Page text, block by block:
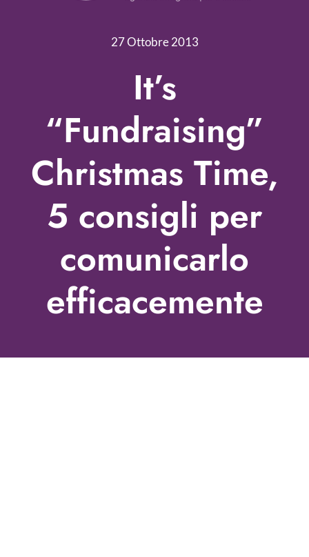
Nonprofit Blog
Fundraising Academy
Multimedia
Come contattarci
27 Ottobre 2013
It’s
“Fundraising”
Christmas Time,
5 consigli per
comunicarlo
efficacemente